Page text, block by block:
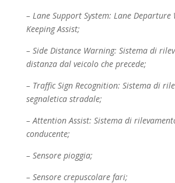
– Lane Support System: Lane Departure
Keeping Assist;
– Side Distance Warning: Sistema di
distanza dal veicolo che precede;
– Traffic Sign Recognition: Sistema di
segnaletica stradale;
– Attention Assist: Sistema di
conducente;
– Sensore pioggia;
– Sensore crepuscolare fari;